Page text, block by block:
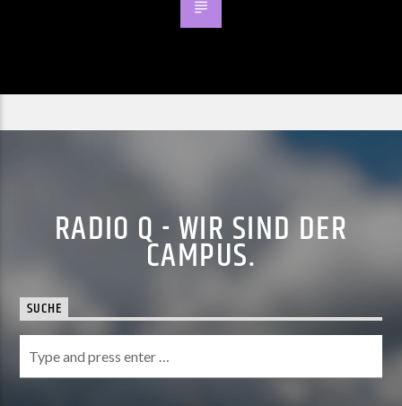
RADIO Q - WIR SIND DER
CAMPUS.
SUCHE